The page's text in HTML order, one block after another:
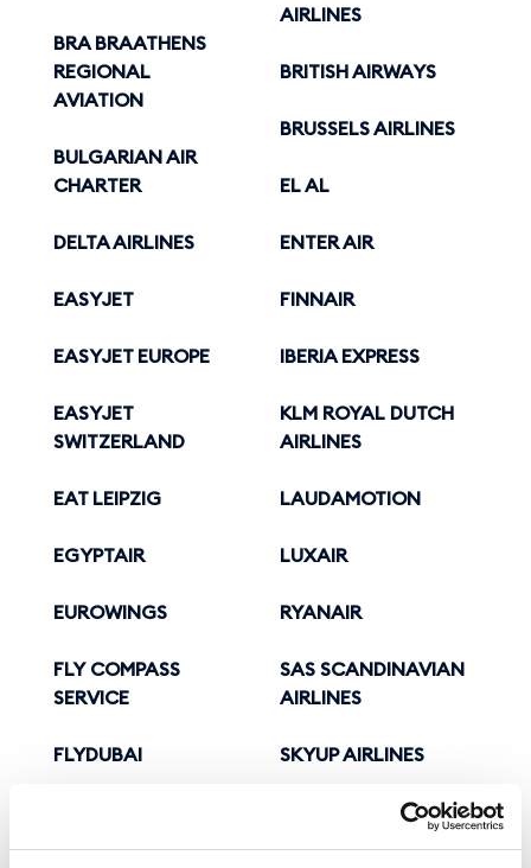
BRA BRAATHENS
REGIONAL
AVIATION
BULGARIAN AIR
CHARTER
DELTA AIRLINES
EASYJET
EASYJET EUROPE
EASYJET
SWITZERLAND
EAT LEIPZIG
EGYPTAIR
EUROWINGS
FLY COMPASS
SERVICE
FLYDUBAI
AIRLINES
BRITISH AIRWAYS
BRUSSELS AIRLINES
EL AL
ENTER AIR
FINNAIR
IBERIA EXPRESS
KLM ROYAL DUTCH
AIRLINES
LAUDAMOTION
LUXAIR
RYANAIR
SAS SCANDINAVIAN
AIRLINES
SKYUP AIRLINES